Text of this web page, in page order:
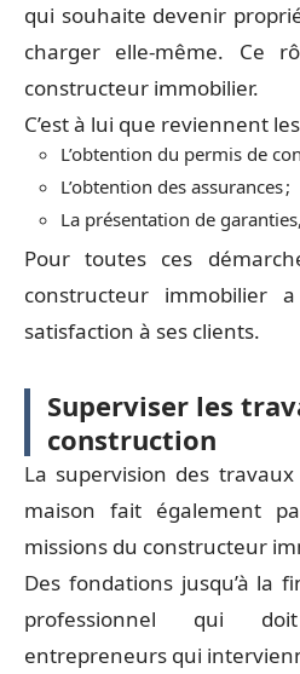
qui souhaite devenir
charger elle-même. Ce
constructeur immobilier.
C’est à lui que reviennent
L’obtention du permis de
L’obtention des assurances ;
La présentation de
Pour toutes ces
constructeur immobilier
satisfaction à ses clients.
Superviser les
construction
La supervision des
maison fait également
missions du constructeur
Des fondations jusqu’à la
professionnel qui
entrepreneurs qui